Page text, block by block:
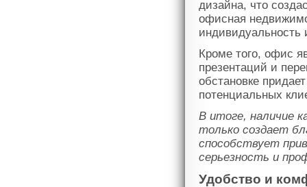
дизайна, что
офисная
индивидуальность
Кроме того, офис
презентаций и
обстановке
потенциальных
В итоге, наличие
только создает
способствует
серьезность и
Удобство и